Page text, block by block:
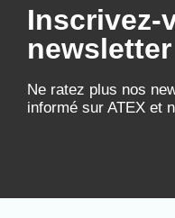
Inscrivez-
newsletter
Ne ratez plus nos
informé sur ATEX et